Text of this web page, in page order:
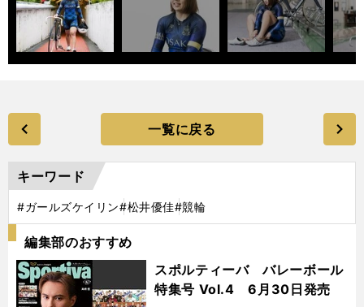
一覧に戻る
キーワード
#ガールズケイリン#松井優佳#競輪
編集部のおすすめ
スポルティーバ バレーボール
特集号 Vol.4 6月30日発売